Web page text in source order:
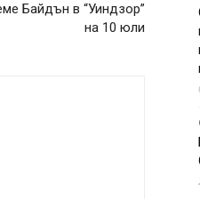
Байдън в “Уиндзор”
на 10 юли